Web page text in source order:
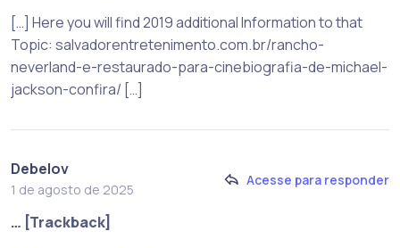
[…] Here you will find 2019 additional Information to that
Topic: salvadorentretenimento.com.br/rancho-
neverland-e-restaurado-para-cinebiografia-de-michael-
jackson-confira/ […]
Debelov
1 de agosto de 2025
Acesse para responder
… [Trackback]